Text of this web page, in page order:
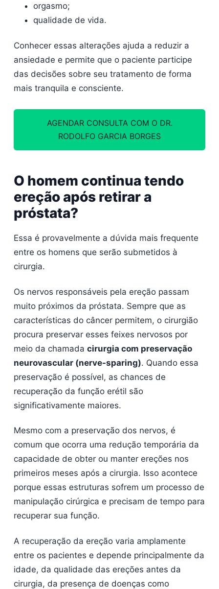
orgasmo;
qualidade de vida.
Conhecer essas alterações ajuda a reduzir a
ansiedade e permite que o paciente participe
das decisões sobre seu tratamento de forma
mais tranquila e consciente.
AGENDAR CONSULTA COM O DR.
RODOLFO GARCIA BORGES
O homem continua tendo
ereção após retirar a
próstata?
Essa é provavelmente a dúvida mais frequente
entre os homens que serão submetidos à
cirurgia.
Os nervos responsáveis pela ereção passam
muito próximos da próstata. Sempre que as
características do câncer permitem, o cirurgião
procura preservar esses feixes nervosos por
meio da chamada cirurgia com preservação
neurovascular (nerve-sparing). Quando essa
preservação é possível, as chances de
recuperação da função erétil são
significativamente maiores.
Mesmo com a preservação dos nervos, é
comum que ocorra uma redução temporária da
capacidade de obter ou manter ereções nos
primeiros meses após a cirurgia. Isso acontece
porque essas estruturas sofrem um processo de
manipulação cirúrgica e precisam de tempo para
recuperar sua função.
A recuperação da ereção varia amplamente
entre os pacientes e depende principalmente da
idade, da qualidade das ereções antes da
cirurgia, da presença de doenças como